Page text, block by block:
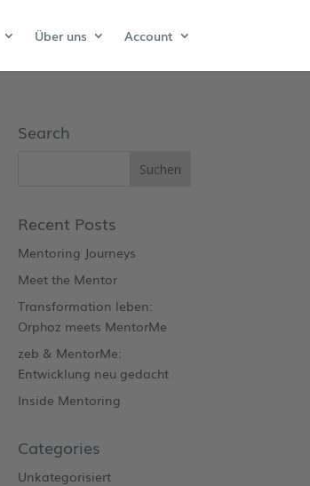
Über uns Account
Search
Recent Posts
Mentoring Journeys
Meet the Mentor
Transformation leben:
Orphoz meets MentorMe
zeb & MentorMe:
Entwicklung neu gedacht
Inside Mentoring
Categories
Unkategorisiert